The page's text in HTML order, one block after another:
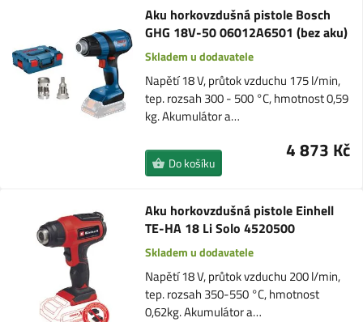
Aku horkovzdušná pistole Bosch
GHG 18V-50 06012A6501 (bez aku)
Skladem u dodavatele
Napětí 18 V, průtok vzduchu 175 l/min,
tep. rozsah 300 - 500 °C, hmotnost 0,59
kg. Akumulátor a…
4 873 Kč
Do košíku
Aku horkovzdušná pistole Einhell
TE-HA 18 Li Solo 4520500
Skladem u dodavatele
Napětí 18 V, průtok vzduchu 200 l/min,
tep. rozsah 350-550 °C, hmotnost
0,62kg. Akumulátor a…